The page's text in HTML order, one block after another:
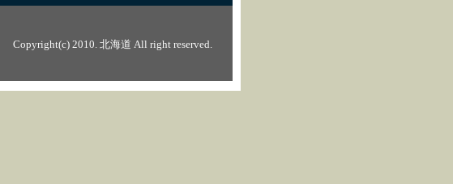
Copyright(c) 2010. 北海道 All right reserved.